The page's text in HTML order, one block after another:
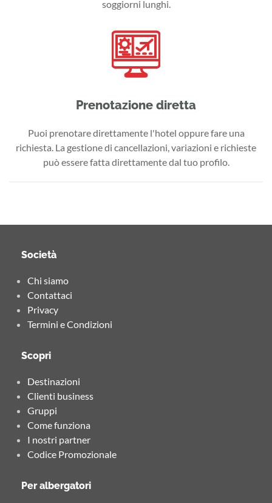
soggiorni lunghi.
Prenotazione diretta
Puoi prenotare direttamente l'hotel oppure fare una
richiesta. La gestione di cancellazioni, variazioni e richieste
può essere fatta direttamente dal tuo profilo.
Società
Chi siamo
Contattaci
Privacy
Termini e Condizioni
Scopri
Destinazioni
Clienti business
Gruppi
Come funziona
I nostri partner
Codice Promozionale
Per albergatori